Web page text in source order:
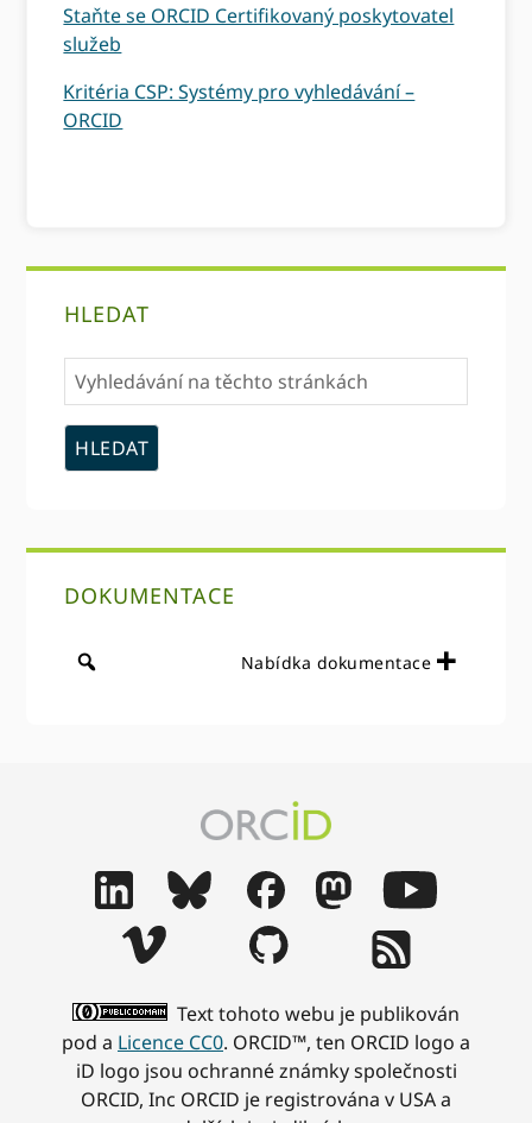
Staňte se ORCID Certifikovaný poskytovatel
služeb
Kritéria CSP: Systémy pro vyhledávání –
ORCID
HLEDAT
Vyhledávání
na
těchto
stránkách
DOKUMENTACE
Nabídka dokumentace
Text tohoto webu je publikován
pod a Licence CC0. ORCID™, ten ORCID logo a
iD logo jsou ochranné známky společnosti
ORCID, Inc ORCID je registrována v USA a